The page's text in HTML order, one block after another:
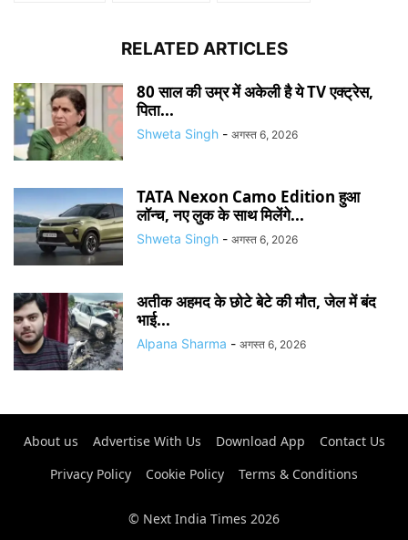
RELATED ARTICLES
80 साल की उम्र में अकेली है ये TV एक्ट्रेस,
पिता...
Shweta Singh - अगस्त 6, 2026
TATA Nexon Camo Edition हुआ
लॉन्च, नए लुक के साथ मिलेंगे...
Shweta Singh - अगस्त 6, 2026
अतीक अहमद के छोटे बेटे की मौत, जेल में बंद
भाई...
Alpana Sharma - अगस्त 6, 2026
About us Advertise With Us Download App
Contact Us
Privacy Policy
Cookie Policy Terms & Conditions
© Next India Times 2026